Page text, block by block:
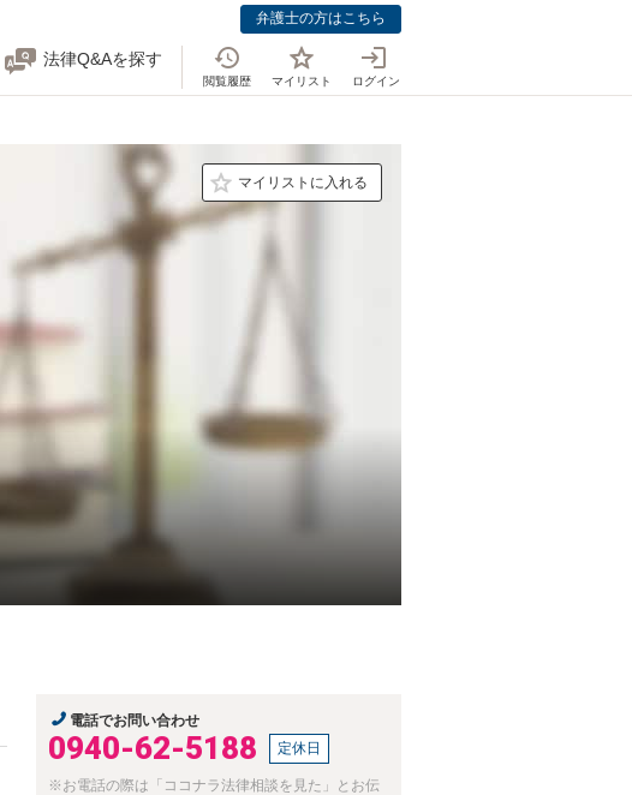
弁護士の方はこちら
法律Q&Aを探す
閲覧履歴 マイリスト ログイン
マイリストに入れる
電話でお問い合わせ
0940-62-5188 定休日
※お電話の際は「ココナラ法律相談を見た」とお伝